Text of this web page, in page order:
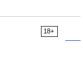
18+